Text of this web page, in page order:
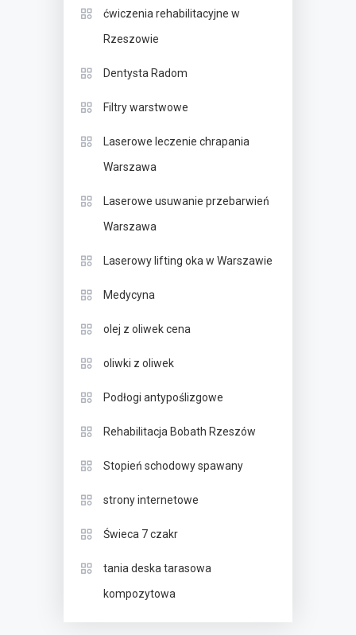
ćwiczenia rehabilitacyjne w
Rzeszowie
Dentysta Radom
Filtry warstwowe
Laserowe leczenie chrapania
Warszawa
Laserowe usuwanie przebarwień
Warszawa
Laserowy lifting oka w Warszawie
Medycyna
olej z oliwek cena
oliwki z oliwek
Podłogi antypoślizgowe
Rehabilitacja Bobath Rzeszów
Stopień schodowy spawany
strony internetowe
Świeca 7 czakr
tania deska tarasowa
kompozytowa